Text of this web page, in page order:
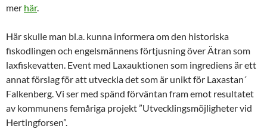
mer här.
Här skulle man bl.a. kunna informera om den historiska
fiskodlingen och engelsmännens förtjusning över Ätran som
laxfiskevatten. Event med Laxauktionen som ingrediens är ett
annat förslag för att utveckla det som är unikt för Laxastan´
Falkenberg. Vi ser med spänd förväntan fram emot resultatet
av kommunens femåriga projekt ”Utvecklingsmöjligheter vid
Hertingforsen”.